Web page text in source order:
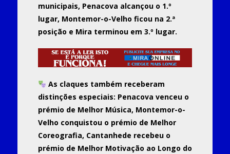
municipais, Penacova alcançou o 1.º
lugar, Montemor-o-Velho ficou na 2.ª
posição e Mira terminou em 3.º lugar.
As claques também receberam
distinções especiais: Penacova venceu o
prémio de Melhor Música, Montemor-o-
Velho conquistou o prémio de Melhor
Coreografia, Cantanhede recebeu o
prémio de Melhor Motivação ao Longo do